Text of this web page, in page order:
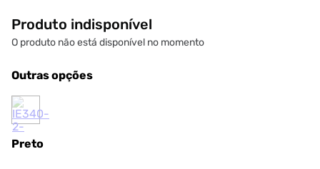
Produto indisponível
O produto não está disponível no momento
Outras opções
Preto